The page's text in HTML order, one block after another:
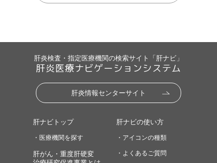
肝炎検査・指定医療機関の検索サイト「肝ナビ」
肝炎医療ナビゲーションシステム
肝炎情報センターサイト
肝ナビトップ
・医療機関を探す
肝がん・重度肝硬変
肝ナビの使い方
・アイコンの種類
・よくあるご質問